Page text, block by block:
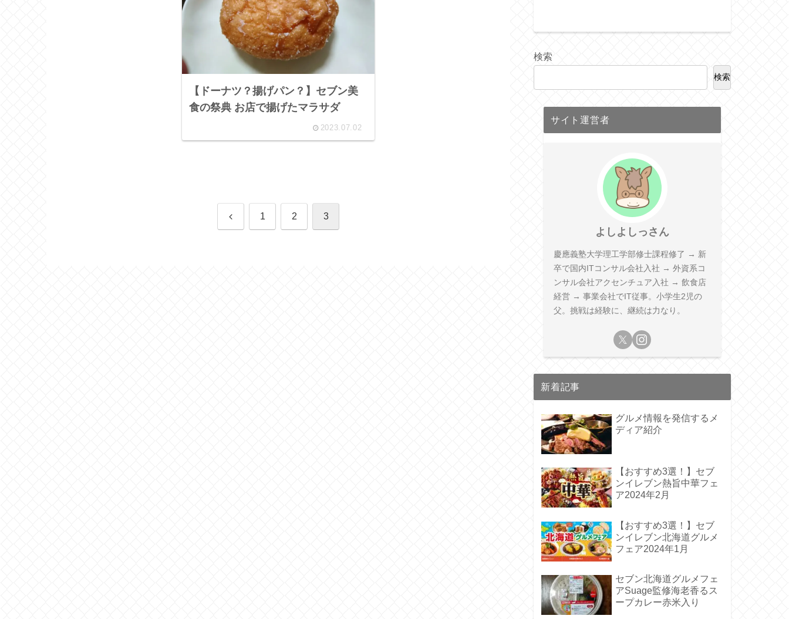
【ドーナツ？揚げパン？】セブン美
食の祭典 お店で揚げたマラサダ
2023.07.02
前 1 2 3
検索
検索
サイト運営者
よしよしっさん
慶應義塾大学理工学部修士課程修了 → 新
卒で国内ITコンサル会社入社 → 外資系コ
ンサル会社アクセンチュア入社 → 飲食店
経営 → 事業会社でIT従事。小学生2児の
父。挑戦は経験に、継続は力なり。
新着記事
グルメ情報を発信するメ
ディア紹介
【おすすめ3選！】セブ
ンイレブン熱旨中華フェ
ア2024年2月
【おすすめ3選！】セブ
ンイレブン北海道グルメ
フェア2024年1月
セブン北海道グルメフェ
アSuage監修海老香るス
ープカレー赤米入り